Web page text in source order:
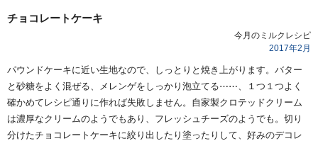
チョコレートケーキ
今月のミルクレシピ
2017年2 月
パウンドケーキに近い生地なので、しっとりと焼き上がります。バター
と砂糖をよく混ぜる、メレンゲをしっかり泡立てる⋯⋯、１つ１つよく
確かめてレシピ通りに作れば失敗しません。自家製クロテッドクリーム
は濃厚なクリームのようでもあり、フレッシュチーズのようでも。切り
分けたチョコレートケーキに絞り出したり塗ったりして、好みのデコレ